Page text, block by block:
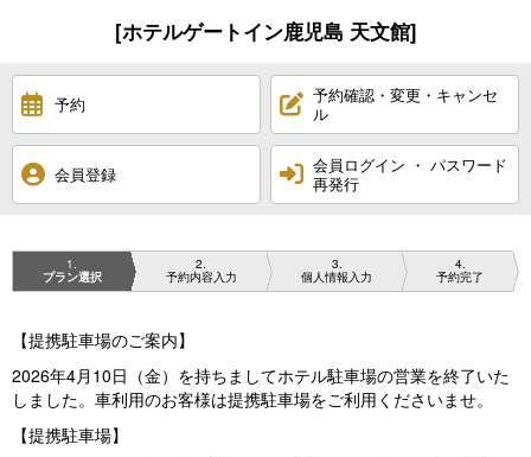
[ホテルゲートイン鹿児島 天文館]
予約
予約確認・変更・キャンセ
ル
会員登録
会員ログイン ・ パスワード
再発行
1
プラン選択
2
予約内容入力
3
個人情報入力
4
予約完了
【提携駐車場のご案内】
2026年4月10日（金）を持ちましてホテル駐車場の営業を終了いた
しました。車利用のお客様は提携駐車場をご利用くださいませ。
【提携駐車場】